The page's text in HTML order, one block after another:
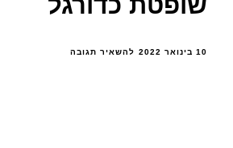
10 בינואר 2022 להשאיר תגובהבנושא